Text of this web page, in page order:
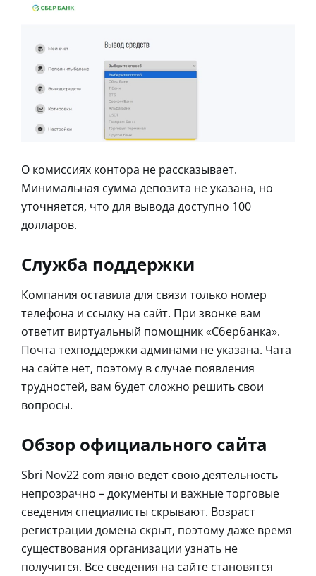
О комиссиях контора не рассказывает.
Минимальная сумма депозита не указана, но
уточняется, что для вывода доступно 100
долларов.
Служба поддержки
Компания оставила для связи только номер
телефона и ссылку на сайт. При звонке вам
ответит виртуальный помощник «Сбербанка».
Почта техподдержки админами не указана. Чата
на сайте нет, поэтому в случае появления
трудностей, вам будет сложно решить свои
вопросы.
Обзор официального сайта
Sbri Nov22 com явно ведет свою деятельность
непрозрачно – документы и важные торговые
сведения специалисты скрывают. Возраст
регистрации домена скрыт, поэтому даже время
существования организации узнать не
получится. Все сведения на сайте становятся